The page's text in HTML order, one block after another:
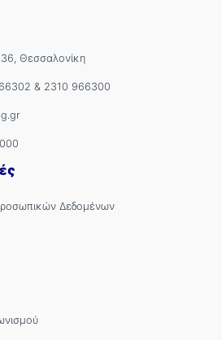
Θεσσαλονίκη
& 2310 966300
Δεδομένων